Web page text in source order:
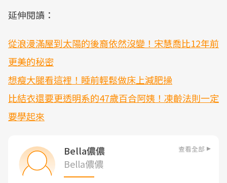
延伸閱讀：
從浪漫滿屋到太陽的後裔依然沒變！宋慧喬比12年前
更美的秘密
想瘦大腿看這裡！睡前輕鬆做床上減肥操
比結衣還要更透明系的47歲百合阿姨！凍齡法則一定
要學起來
Bella儂儂 查看全部
Bella儂儂